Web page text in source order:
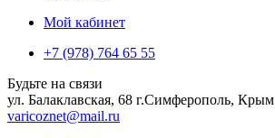
Мой кабинет
+7 (978) 764 65 55
Будьте на связи
ул. Балаклавская, 68 г.Симферополь, Крым
varicoznet@mail.ru